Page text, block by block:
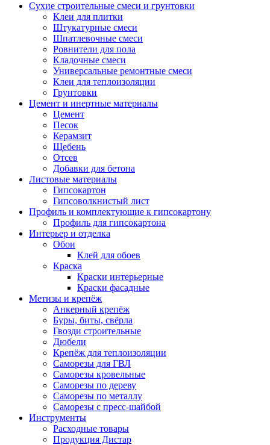
Сухие строительные смеси и грунтовки
Клеи для плитки
Штукатурные смеси
Шпатлевочные смеси
Ровнители для пола
Кладочные смеси
Универсальные ремонтные смеси
Клеи для теплоизоляции
Грунтовки
Цемент и инертные материалы
Цемент
Песок
Керамзит
Щебень
Отсев
Добавки для бетона
Листовые материалы
Гипсокартон
Гипсоволкнистый лист
Профиль и комплектующие к гипсокартону
Профиль для гипсокартона
Интерьер и отделка
Обои
Клей для обоев
Краска
Краски интерьерные
Краски фасадные
Метизы и крепёж
Анкерный крепёж
Буры, биты, свёрла
Гвозди строительные
Дюбели
Крепёж для теплоизоляции
Саморезы для ГВЛ
Саморезы кровельные
Саморезы по дереву
Саморезы по металлу
Саморезы с пресс-шайбой
Инструменты
Расходные товары
Продукция Дистар